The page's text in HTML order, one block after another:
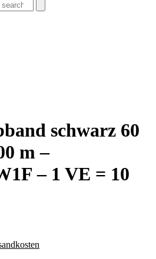
schwarz 60
m –
– 1 VE = 10